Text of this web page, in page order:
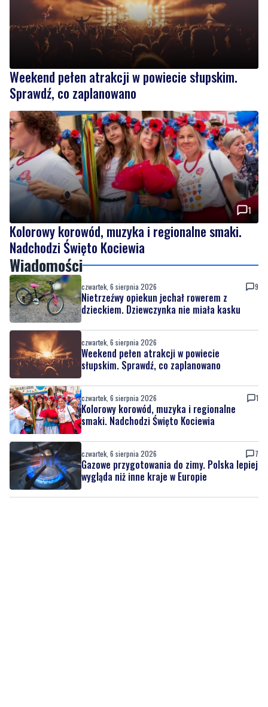
Weekend pełen atrakcji w powiecie słupskim.
Sprawdź, co zaplanowano
1
Kolorowy korowód, muzyka i regionalne smaki.
Nadchodzi Święto Kociewia
Wiadomości
czwartek, 6 sierpnia 2026 9
Nietrzeźwy opiekun jechał rowerem z
dzieckiem. Dziewczynka nie miała kasku
czwartek, 6 sierpnia 2026
Weekend pełen atrakcji w powiecie
słupskim. Sprawdź, co zaplanowano
czwartek, 6 sierpnia 2026 1
Kolorowy korowód, muzyka i regionalne
smaki. Nadchodzi Święto Kociewia
czwartek, 6 sierpnia 2026 7
Gazowe przygotowania do zimy. Polska lepiej
wygląda niż inne kraje w Europie